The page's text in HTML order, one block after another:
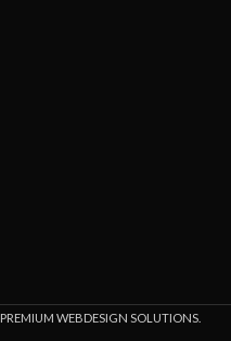
. PREMIUM WEBDESIGN SOLUTIONS.